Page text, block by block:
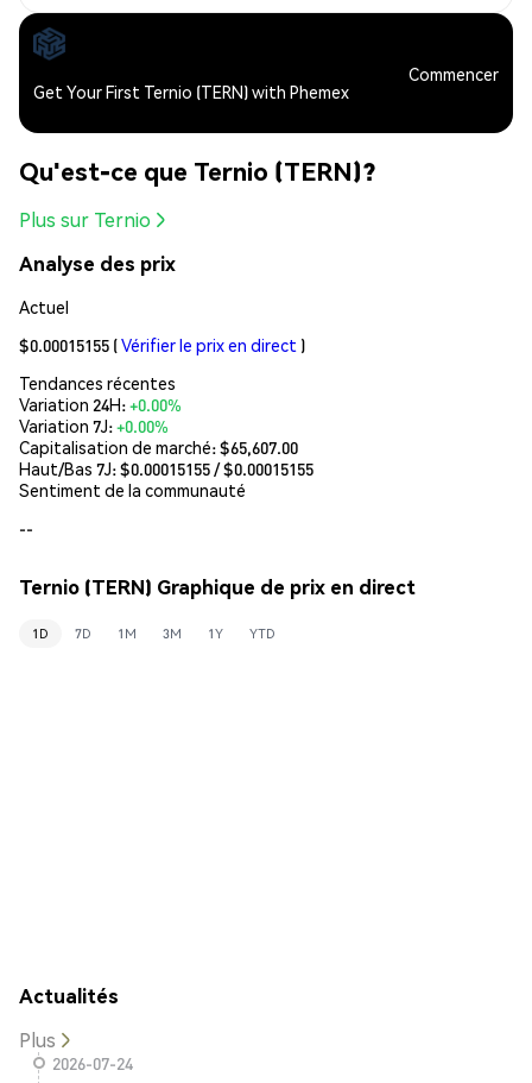
Get Your First Ternio (TERN) with Phemex
Commencer
Qu'est-ce que Ternio (TERN)?
Plus sur Ternio
Analyse des prix
Actuel
$0.00015155 (Vérifier le prix en direct )
Tendances récentes
Variation 24H:+0.00%
Variation 7J:+0.00%
Capitalisation de marché:$65,607.00
Haut/Bas 7J: $0.00015155/ $0.00015155
Sentiment de la communauté
--
Ternio (TERN) Graphique de prix en direct
1D 7D 1M 3M 1Y YTD
Actualités
Plus
2026-07-24